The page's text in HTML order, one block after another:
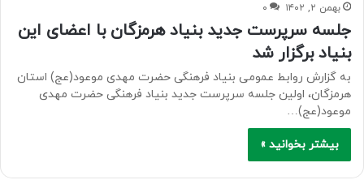
بهمن ۲, ۱۴۰۲ ۰
جلسه سرپرست جدید بنیاد هرمزگان با اعضای این
بنیاد برگزار شد
به گزارش روابط عمومی بنیاد فرهنگی حضرت مهدی موعود(عج) استان
هرمزگان، اولین جلسه سرپرست جدید بنیاد فرهنگی حضرت مهدی
موعود(عج)…
بیشتر بخوانید »